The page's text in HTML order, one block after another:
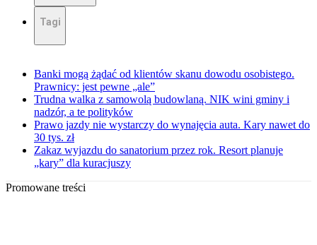
Tagi
Banki mogą żądać od klientów skanu dowodu osobistego.
Prawnicy: jest pewne „ale”
Trudna walka z samowolą budowlaną. NIK wini gminy i
nadzór, a te polityków
Prawo jazdy nie wystarczy do wynajęcia auta. Kary nawet do
30 tys. zł
Zakaz wyjazdu do sanatorium przez rok. Resort planuje
„kary” dla kuracjuszy
Promowane treści